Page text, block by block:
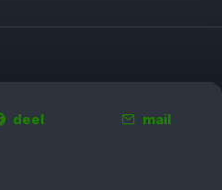
deel mail